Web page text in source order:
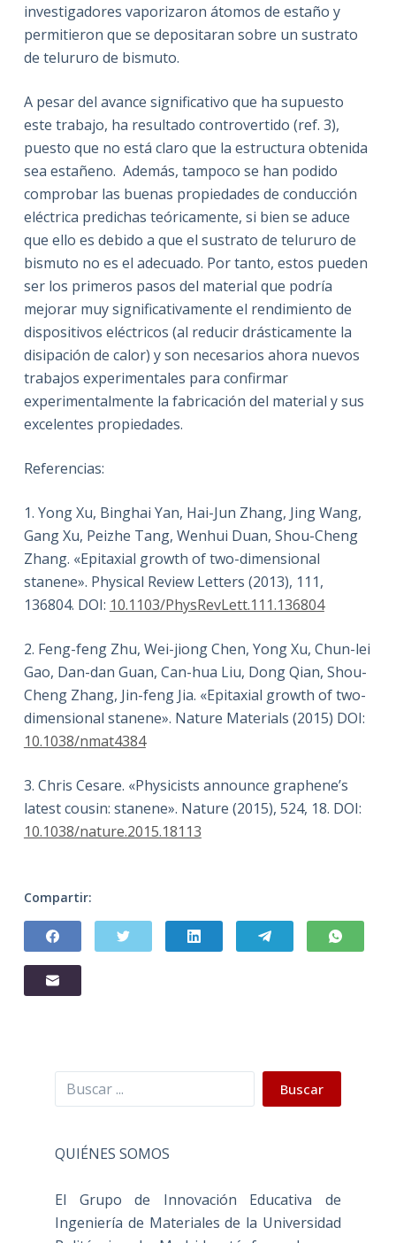
investigadores vaporizaron átomos de estaño y
permitieron que se depositaran sobre un sustrato
de telururo de bismuto.
A pesar del avance significativo que ha supuesto
este trabajo, ha resultado controvertido (ref. 3),
puesto que no está claro que la estructura obtenida
sea estañeno. Además, tampoco se han podido
comprobar las buenas propiedades de conducción
eléctrica predichas teóricamente, si bien se aduce
que ello es debido a que el sustrato de telururo de
bismuto no es el adecuado. Por tanto, estos pueden
ser los primeros pasos del material que podría
mejorar muy significativamente el rendimiento de
dispositivos eléctricos (al reducir drásticamente la
disipación de calor) y son necesarios ahora nuevos
trabajos experimentales para confirmar
experimentalmente la fabricación del material y sus
excelentes propiedades.
Referencias:
1. Yong Xu, Binghai Yan, Hai-Jun Zhang, Jing Wang,
Gang Xu, Peizhe Tang, Wenhui Duan, Shou-Cheng
Zhang. «Epitaxial growth of two-dimensional
stanene». Physical Review Letters (2013), 111,
136804. DOI: 10.1103/PhysRevLett.111.136804
2. Feng-feng Zhu, Wei-jiong Chen, Yong Xu, Chun-lei
Gao, Dan-dan Guan, Can-hua Liu, Dong Qian, Shou-
Cheng Zhang, Jin-feng Jia. «Epitaxial growth of two-
dimensional stanene». Nature Materials (2015) DOI:
10.1038/nmat4384
3. Chris Cesare. «Physicists announce graphene’s
latest cousin: stanene». Nature (2015), 524, 18. DOI:
10.1038/nature.2015.18113
Compartir:
Buscar Buscar
QUIÉNES SOMOS
El Grupo de Innovación Educativa de
Ingeniería de Materiales de la Universidad